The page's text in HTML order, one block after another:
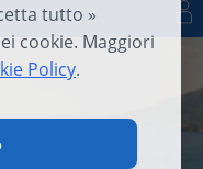
tutto »
cookie. Maggiori
Policy.
Connettersi